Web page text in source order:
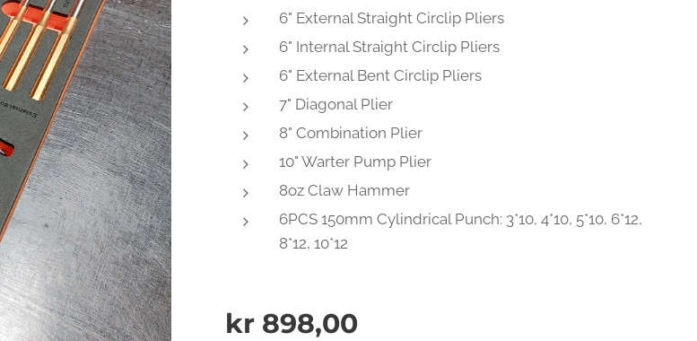
6" External Straight Circlip Pliers
6" Internal Straight Circlip Pliers
6" External Bent Circlip Pliers
7" Diagonal Plier
8" Combination Plier
10" Warter Pump Plier
8oz Claw Hammer
6PCS 150mm Cylindrical Punch: 3*10, 4*10, 5*10, 6*12,
8*12, 10*12
kr 898,00